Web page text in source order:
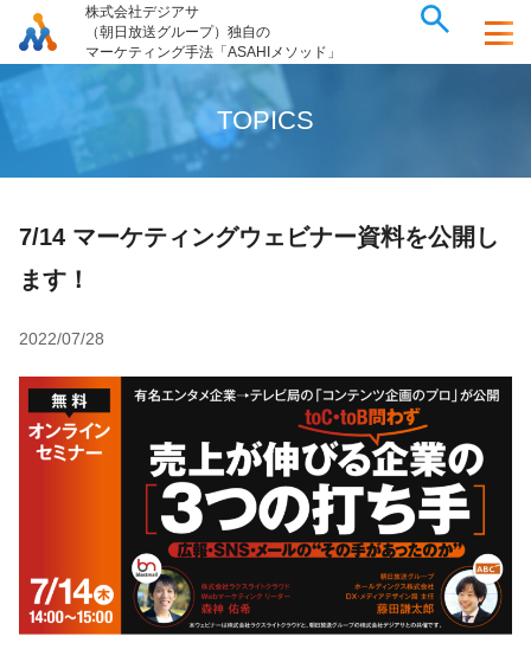
株式会社デジアサ
（朝日放送グループ）独自の
マーケティング手法「ASAHIメソッド」
TOPICS
7/14 マーケティングウェビナー資料を公開し
ます！
2022/07/28